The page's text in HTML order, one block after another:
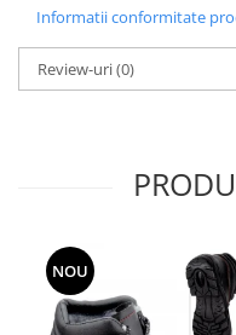
Debitare gresie / faianta si
Echipamente atelier
Pensule si trafaleti
Unelte pentru masurat
Aparate de masura si
Echere si compasuri
Informatii conformitate
Review-uri(0)
NOU